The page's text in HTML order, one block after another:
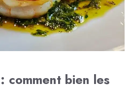
comment bien les